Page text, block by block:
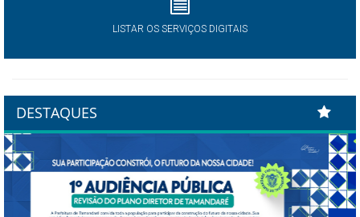
LISTAR OS SERVIÇOS DIGITAIS
DESTAQUES